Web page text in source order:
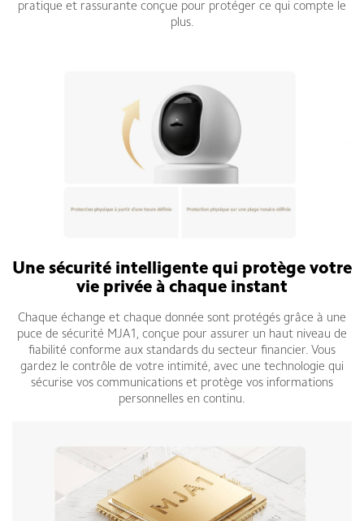
pratique et rassurante conçue pour protéger ce qui compte le
plus.
Une sécurité intelligente qui protège votre
vie privée à chaque instant
Chaque échange et chaque donnée sont protégés grâce à une
puce de sécurité MJA1, conçue pour assurer un haut niveau de
fiabilité conforme aux standards du secteur financier. Vous
gardez le contrôle de votre intimité, avec une technologie qui
sécurise vos communications et protège vos informations
personnelles en continu.